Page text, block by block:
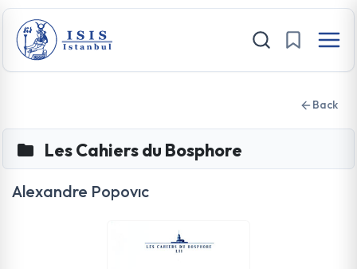
Back
Les Cahiers du Bosphore
Alexandre Popovıc